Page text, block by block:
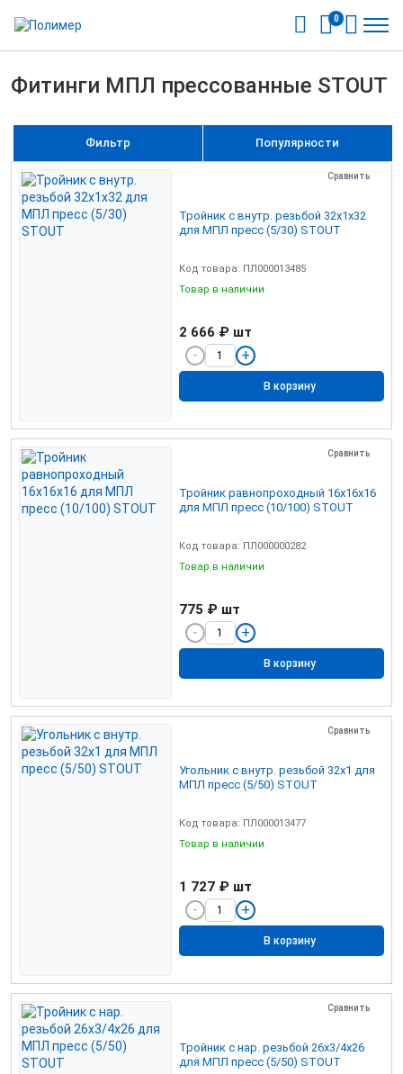
0
Фитинги МПЛ прессованные STOUT
Популярности
Фильтр
Сравнить
Тройник с внутр. резьбой 32х1х32
для МПЛ пресс (5/30) STOUT
Код товара: ПЛ000013485
Товар в наличии
2 666 ₽ шт
В корзину
Сравнить
Тройник равнопроходный 16х16х16
для МПЛ пресс (10/100) STOUT
Код товара: ПЛ000000282
Товар в наличии
775 ₽ шт
В корзину
Сравнить
Угольник с внутр. резьбой 32х1 для
МПЛ пресс (5/50) STOUT
Код товара: ПЛ000013477
Товар в наличии
1 727 ₽ шт
В корзину
Сравнить
Тройник с нар. резьбой 26х3/4х26
для МПЛ пресс (5/50) STOUT